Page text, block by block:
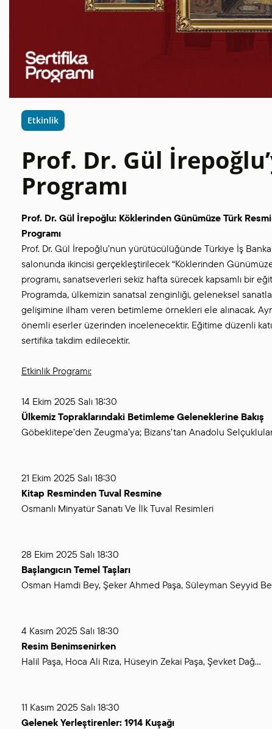
Etkinlik
Prof. Dr. Gül
Programı
Prof. Dr. Gül İrepoğlu: Köklerinden Günümüze Türk
Programı
Prof. Dr. Gül İrepoğlu’nun yürütücülüğünde Türkiye İş
salonunda ikincisi gerçekleştirilecek “Köklerinden
programı, sanatseverleri sekiz hafta sürecek kapsamlı bir
Programda, ülkemizin sanatsal zenginliği, geleneksel
gelişimine ilham veren betimleme örnekleri ele alınacak.
önemli eserler üzerinden incelenecektir. Eğitime düzenli
sertifika takdim edilecektir.
Etkinlik Programı:
14 Ekim 2025 Salı 18:30
Ülkemiz Topraklarındaki Betimleme Geleneklerine Bakış
Göbeklitepe’den Zeugma’ya; Bizans’tan Anadolu
21 Ekim 2025 Salı 18:30
Kitap Resminden Tuval Resmine
Osmanlı Minyatür Sanatı Ve İlk Tuval Resimleri
28 Ekim 2025 Salı 18:30
Başlangıcın Temel Taşları
Osman Hamdi Bey, Şeker Ahmed Paşa, Süleyman Seyyid
4 Kasım 2025 Salı 18:30
Resim Benimsenirken
Halil Paşa, Hoca Ali Rıza, Hüseyin Zekai Paşa, Şevket Dağ…
11 Kasım 2025 Salı 18:30
Gelenek Yerleştirenler: 1914 Kuşağı